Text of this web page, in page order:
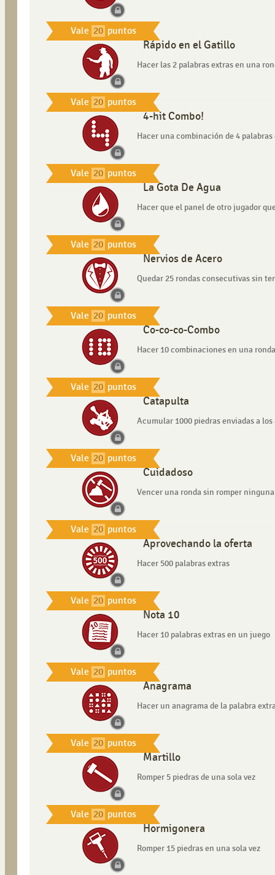
Vale 20 puntos
Vale 20 puntos
Rápido en el Gatillo
Hacer las 2 palabras extras en una
Vale 20 puntos
4-hit Combo!
Hacer una combinación de 4 palabras
Vale 20 puntos
La Gota De Agua
Hacer que el panel de otro jugador
Vale 20 puntos
Nervios de Acero
Quedar 25 rondas consecutivas sin
Vale 20 puntos
Co-co-co-Combo
Hacer 10 combinaciones en una ronda
Vale 20 puntos
Catapulta
Acumular 1000 piedras enviadas a los
Vale 20 puntos
Cuidadoso
Vencer una ronda sin romper
Vale 20 puntos
Aprovechando la oferta
Hacer 500 palabras extras
Vale 20 puntos
Nota 10
Hacer 10 palabras extras en un juego
Vale 20 puntos
Anagrama
Hacer un anagrama de la palabra
Vale 20 puntos
Martillo
Romper 5 piedras de una sola vez
Hormigonera
Romper 15 piedras en una sola vez